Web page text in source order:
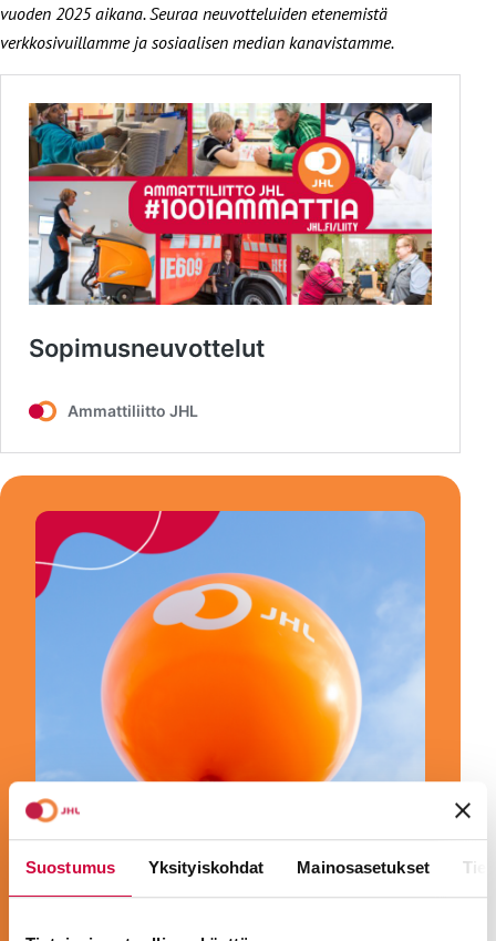
Suostumus Yksityiskohdat Mainosasetukset
vuoden 2025 aikana. Seuraa neuvotteluiden etenemistä
verkkosivuillamme ja sosiaalisen median kanavistamme.